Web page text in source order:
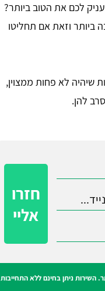
לכם את הטוב ביותר?
ביותר וזאת אם תחליטו
שיהיה לא פחות ממצוין,
להן.
חזרו
אליי
השירות ניתן בחינם ללא התחייבות